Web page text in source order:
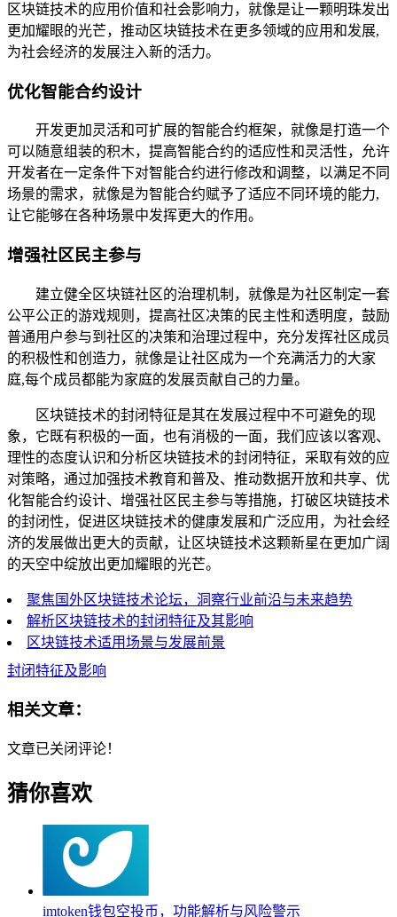
区块链技术的应用价值和社会影响力，就像是让一颗明珠发出
更加耀眼的光芒，推动区块链技术在更多领域的应用和发展,
为社会经济的发展注入新的活力。
优化智能合约设计
开发更加灵活和可扩展的智能合约框架，就像是打造一个
可以随意组装的积木，提高智能合约的适应性和灵活性，允许
开发者在一定条件下对智能合约进行修改和调整，以满足不同
场景的需求，就像是为智能合约赋予了适应不同环境的能力,
让它能够在各种场景中发挥更大的作用。
增强社区民主参与
建立健全区块链社区的治理机制，就像是为社区制定一套
公平公正的游戏规则，提高社区决策的民主性和透明度，鼓励
普通用户参与到社区的决策和治理过程中，充分发挥社区成员
的积极性和创造力，就像是让社区成为一个充满活力的大家
庭,每个成员都能为家庭的发展贡献自己的力量。
区块链技术的封闭特征是其在发展过程中不可避免的现
象，它既有积极的一面，也有消极的一面，我们应该以客观、
理性的态度认识和分析区块链技术的封闭特征，采取有效的应
对策略，通过加强技术教育和普及、推动数据开放和共享、优
化智能合约设计、增强社区民主参与等措施，打破区块链技术
的封闭性，促进区块链技术的健康发展和广泛应用，为社会经
济的发展做出更大的贡献，让区块链技术这颗新星在更加广阔
的天空中绽放出更加耀眼的光芒。
聚焦国外区块链技术论坛，洞察行业前沿与未来趋势
解析区块链技术的封闭特征及其影响
区块链技术适用场景与发展前景
封闭特征及影响
相关文章：
文章已关闭评论！
猜你喜欢
imtoken钱包空投币，功能解析与风险警示